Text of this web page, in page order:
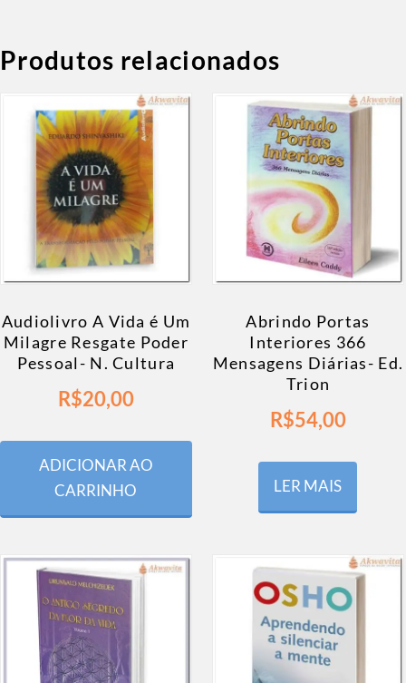
Produtos relacionados
Audiolivro A Vida é Um
Milagre Resgate Poder
Pessoal- N. Cultura
R$20,00
ADICIONAR AO
CARRINHO
Abrindo Portas
Interiores 366
Mensagens Diárias- Ed.
Trion
R$54,00
LER MAIS